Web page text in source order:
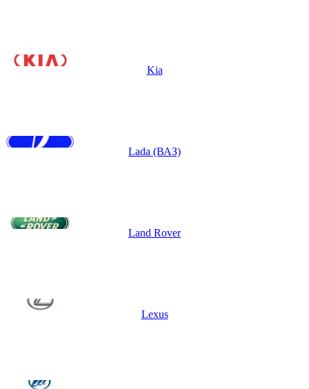
Kia
Lada (ВАЗ)
Land Rover
Lexus